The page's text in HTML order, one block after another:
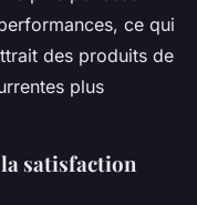
ce qui
des produits de
plus
satisfaction